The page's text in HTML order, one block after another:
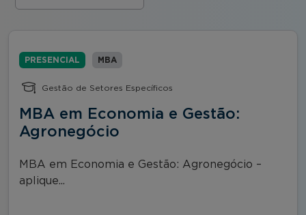
PRESENCIAL MBA
Gestão de Setores Específicos
MBA em Economia e Gestão:
Agronegócio
MBA em Economia e Gestão: Agronegócio –
aplique...